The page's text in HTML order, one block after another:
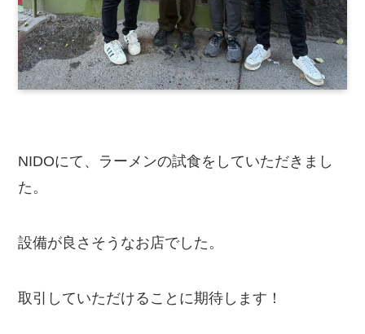
NIDOにて、ラーメンの試食をしていただきまし
た。
設備が良さそうなお店でした。
取引していただけることに期待します！